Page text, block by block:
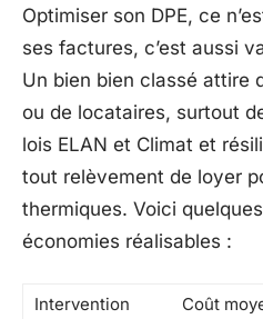
Optimiser son DPE, ce
ses factures, c’est aussi
Un bien bien classé attire
ou de locataires, surtout
lois ELAN et Climat et
tout relèvement de loyer
thermiques. Voici
économies réalisables :
Intervention Coût